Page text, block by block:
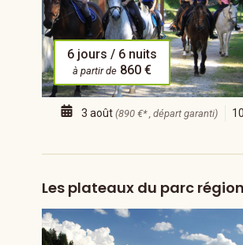
6 jours / 6 nuits
à partir de 860 €
3 août(890 €* , départ garanti)
Les plateaux du parc